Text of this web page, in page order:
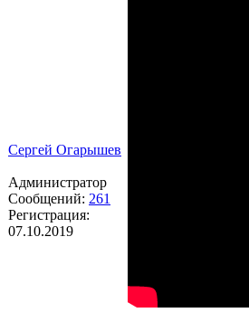
Сергей Огарышев
Администратор
Сообщений: 261
Регистрация:
07.10.2019